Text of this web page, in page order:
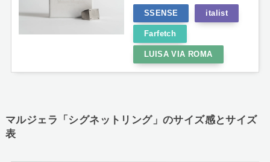
SSENSE italist
Farfetch
LUISA VIA ROMA
マルジェラ「シグネットリング」のサイズ感とサイズ
表